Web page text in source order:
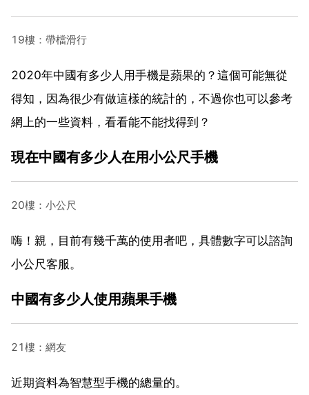
19樓：帶檔滑行
2020年中國有多少人用手機是蘋果的？這個可能無從
得知，因為很少有做這樣的統計的，不過你也可以參考
網上的一些資料，看看能不能找得到？
現在中國有多少人在用小公尺手機
20樓：小公尺
嗨！親，目前有幾千萬的使用者吧，具體數字可以諮詢
小公尺客服。
中國有多少人使用蘋果手機
21樓：網友
近期資料為智慧型手機的總量的。